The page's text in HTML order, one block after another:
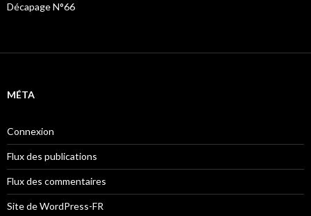
Décapage N°66
MÉTA
Connexion
Flux des publications
Flux des commentaires
Site de WordPress-FR